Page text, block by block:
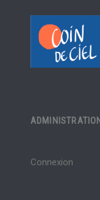
ADMINISTRATION
Connexion